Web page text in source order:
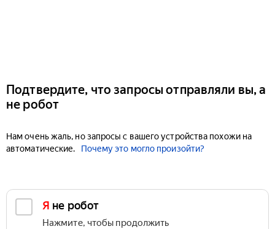
Подтвердите, что запросы отправляли вы, а
не робот
Нам очень жаль, но запросы с вашего устройства похожи на
автоматические.
Почему это могло произойти?
Я не робот
Нажмите, чтобы продолжить